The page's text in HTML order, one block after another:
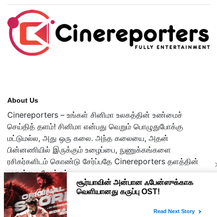
About Us
Cinereporters – உங்கள் சினிமா உலகத்தின் உண்மைச்
செய்தித் தளம்! சினிமா என்பது வெறும் பொழுதுபோக்கு
மட்டுமல்ல, அது ஒரு கலை. அந்த கலையை, அதன்
பின்னணியில் இருக்கும் உழைப்பை, நுணுக்கங்களை
ரசிகர்களிடம் கொண்டு சேர்ப்பதே Cinereporters தளத்தின்
முதன்மை நோக்கம்.